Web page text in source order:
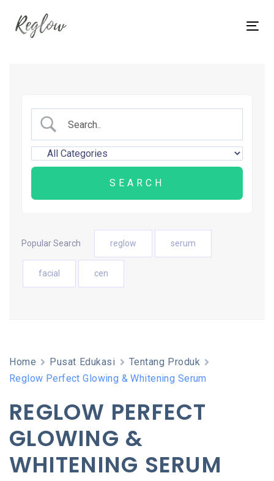
links
content
Popular Search reglow serum
facial cen
Home Pusat Edukasi
Tentang Produk
Reglow Perfect Glowing & Whitening Serum
REGLOW PERFECT
GLOWING &
WHITENING SERUM